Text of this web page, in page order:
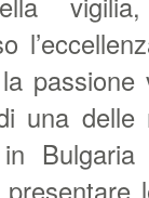
una delle
in